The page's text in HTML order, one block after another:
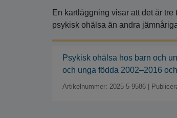
En kartläggning visar att det är
psykisk ohälsa än andra
Psykisk ohälsa hos barn och
och unga födda 2002–2016
Artikelnummer: 2025-5-9586